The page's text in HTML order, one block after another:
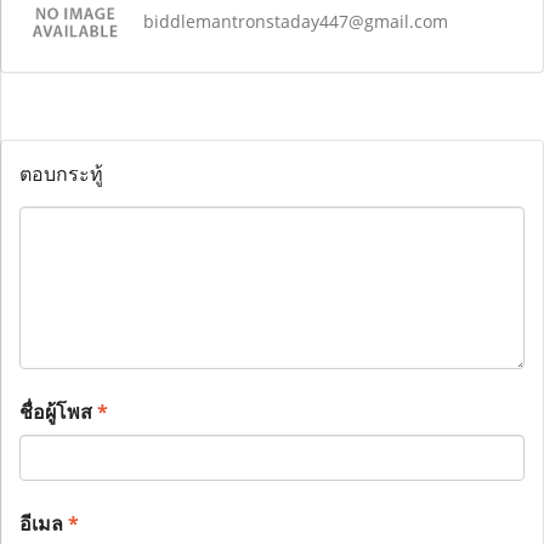
biddlemantronstaday447@gmail.com
ตอบกระทู้
ชื่อผู้โพส*
อีเมล*